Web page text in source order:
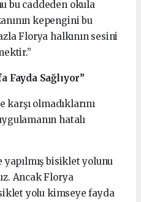
bu caddeden okula
kepengini bu
Florya halkının sesini
Fayda Sağlıyor”
olmadıklarını
hatalı
bisiklet yolunu
Ancak Florya
yolu kimseye fayda